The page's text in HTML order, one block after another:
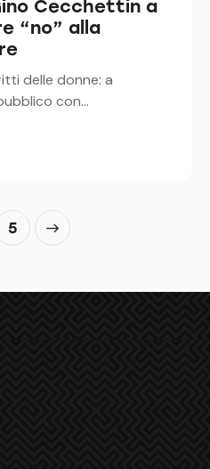
Cecchettin a
“no” alla
delle donne: a
con…
5